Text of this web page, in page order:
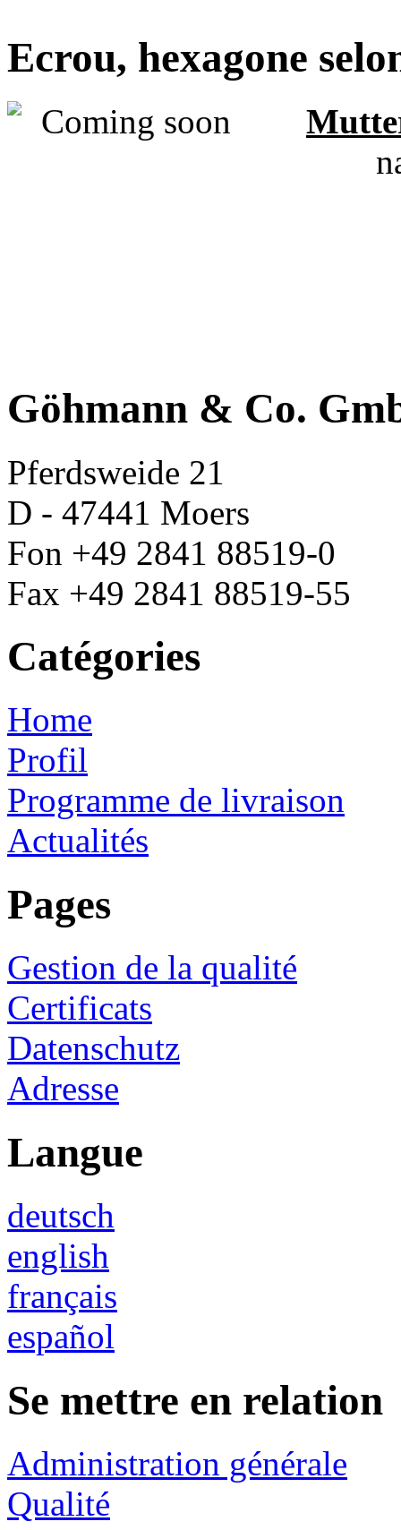
Ecrou, hexagone
Göhmann & Co.
Pferdsweide 21
D - 47441 Moers
Fon +49 2841 88519-0
Fax +49 2841 88519-55
Catégories
Home
Profil
Programme de livraison
Actualités
Pages
Gestion de la qualité
Certificats
Datenschutz
Adresse
Langue
deutsch
english
français
español
Se mettre en relation
Administration générale
Qualité